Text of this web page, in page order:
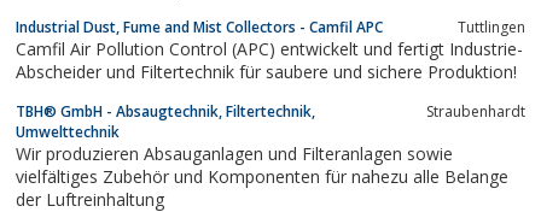
Industrial Dust, Fume and Mist Collectors - Camfil APC Tuttlingen
Camfil Air Pollution Control (APC) entwickelt und fertigt Industrie-
Abscheider und Filtertechnik für saubere und sichere Produktion!
TBH® GmbH - Absaugtechnik, Filtertechnik,
Umwelttechnik
Straubenhardt
Wir produzieren Absauganlagen und Filteranlagen sowie
vielfältiges Zubehör und Komponenten für nahezu alle Belange
der Luftreinhaltung